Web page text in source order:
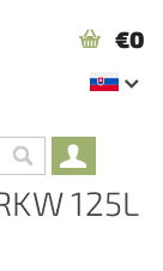
€0
125L